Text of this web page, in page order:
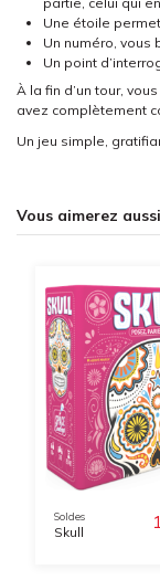
Une étoile
Un numéro, vous
Un point
À la fin d’un tour,
avez complètement
Un jeu simple,
Vous aimerez aussi
Soldes
Skull